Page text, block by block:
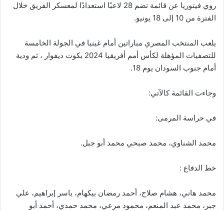
روي فيتوريا عن قائمة تضم 28 لاعبًا استعدادًا لمعسكر الفريق خلال
الفترة من 10 إلى 18 يونيو.
يلعب المنتخب المصري مباراتين أمام غينيا في الجولة الخامسة
للتصفيات المؤهلة لكأس أمم أفريقيا 2024 بكوت ديفوار ، ثم ودية
أمام جنوب السودان يوم 18.
وجاءت القائمة كالآتي:
في حراسة المرمى:
محمد الشناوي، محمد صبحي محمد أبو جبل.
خط الدفاع :
محمد هاني، هشام صلاح، أحمد رمضان بيكهام، ياسر إبراهيم، علي
جبر، محمد عبد المنعم، محمود مرعي، محمد حمدي، أحمد أبو